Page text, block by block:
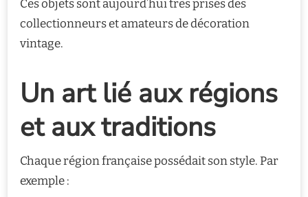
Ces objets sont aujourd’hui très prisés des
collectionneurs et amateurs de décoration
vintage.
Un art lié aux régions
et aux traditions
Chaque région française possédait son style. Par
exemple :